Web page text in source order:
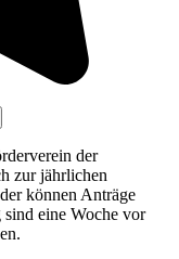
der
zur jährlichen
können Anträge
eine Woche vor